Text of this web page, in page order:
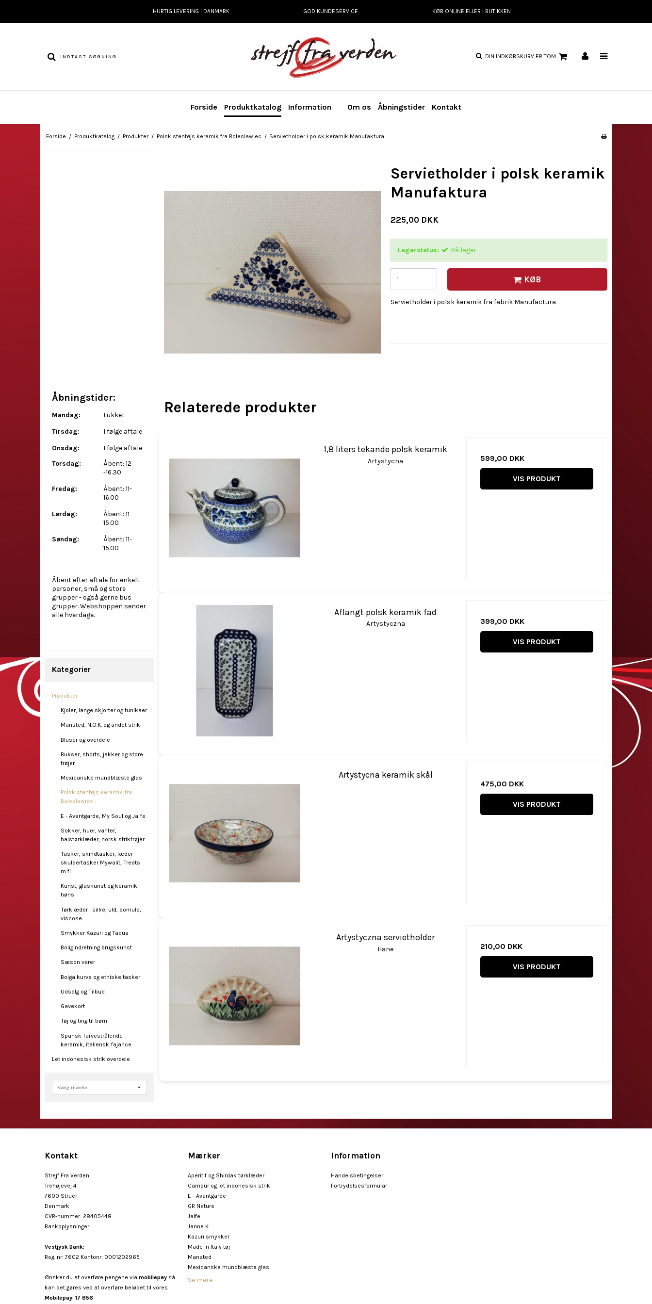
HURTIG LEVERING I DANMARK GOD KUNDESERVICE KØB ONLINE ELLER I BUTIKKEN
DIN INDKØBSKURV ER TOM
Forside Produktkatalog Information Om os Åbningstider Kontakt
Forside / Produktkatalog / Produkter / Polsk stentøjs keramik fra Boleslawiec / Servietholder i polsk keramik Manufaktura
Åbningstider:
Mandag:
Lukket
Tirsdag:
I følge aftale
Onsdag:
I følge aftale
Torsdag:
Åbent: 12
-16.30
Fredag:
Åbent: 11-
16.00
Lørdag:
Åbent: 11-
15.00
Søndag:
Åbent: 11-
15.00
Åbent efter aftale for enkelt
personer, små og store
grupper - også gerne bus
grupper. Webshoppen sender
alle hverdage.
Kategorier
Produkter
Kjoler, lange skjorter og tunikaer
Mansted, N.O.K. og andet strik
Bluser og overdele
Bukser, shorts, jakker og store
trøjer
Mexicanske mundblæste glas
Polsk stentøjs keramik fra
Boleslawiec
E - Avantgarde, My Soul og Jalfe
Sokker, huer, vanter,
halstørklæder, norsk striktrøjer
Tasker, skindtasker, læder
skuldertasker Mywalit, Treats
m.fl
Kunst, glaskunst og keramik
høns
Tørklæder i silke, uld, bomuld,
viscose
Smykker Kazuri og Taqua
Boligindretning brugskunst
Sæson varer
Bolga kurve og etniske tasker
Udsalg og Tilbud
Gavekort
Tøj og ting til børn
Spansk farvestrålende
keramik, italiensk fajance
Let indonesisk strik overdele
Servietholder i polsk keramik
Manufaktura
225,00 DKK
Lagerstatus: På lager
KØB
Servietholder i polsk keramik fra fabrik Manufactura
Relaterede produkter
1,8 liters tekande polsk keramik
Artystycna 599,00 DKK
VIS PRODUKT
Aflangt polsk keramik fad
Artystyczna 399,00 DKK
VIS PRODUKT
Artystycna keramik skål
475,00 DKK
VIS PRODUKT
Artystyczna servietholder
Hane 210,00 DKK
VIS PRODUKT
Kontakt
Strejf Fra Verden
Trehøjevej 4
7600 Struer
Denmark
CVR-nummer: 28405448
Bankoplysninger:
Vestjysk Bank:
Reg. nr: 7602 Kontonr: 0001202965
Ønsker du at overføre pengene via mobilepay så
kan det gøres ved at overføre beløbet til vores
Mobilepay: 17 656
Mærker
Aperitif og Shirdak tørklæder
Campur og let indonesisk strik
E - Avantgarde
GR Nature
Jalfe
Janne K
Kazuri smykker
Made in Italy tøj
Mansted
Mexicanske mundblæste glas
Se mere
Information
Handelsbetingelser
Fortrydelsesformular